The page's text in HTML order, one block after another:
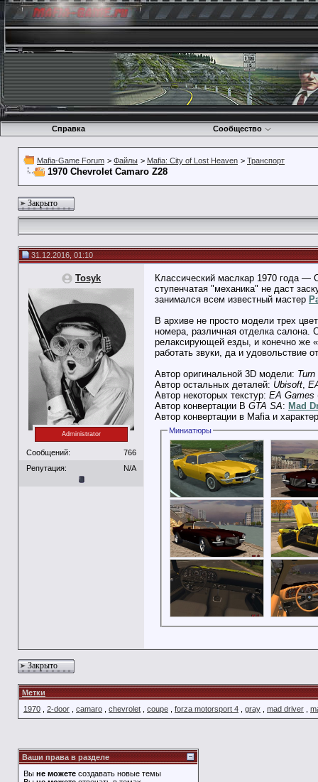
Справка Сообщество
Mafia-Game Forum > Файлы > Mafia: City of Lost Heaven > Транспорт
1970 Chevrolet Camaro Z28
Закрыто
31.12.2016, 01:10
Tosyk
Administrator
Сообщений:
766
Репутация:
N/A
Классический маслкар 1970 года —
ступенчатая "механика" не даст
занимался всем известный мастер
В архиве не просто модели трех
номера, различная отделка салона.
релаксирующей езды, и конечно же
работать звуки, да и удовольствие
Автор оригинальной 3D модели: Turn
Автор остальных деталей: Ubisoft,
Автор некоторых текстур: EA Games
Автор конвертации В GTA SA: Mad
Автор конвертации в Mafia и
Миниатюры
Закрыто
Метки
1970
2-door camaro chevrolet coupe forza motorsport 4 gray mad driver
Ваши права в разделе
Вы не можете создавать новые темы